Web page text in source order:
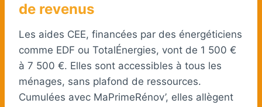
de revenus
Les aides CEE, financées par des énergéticiens
comme EDF ou TotalÉnergies, vont de 1 500 €
à 7 500 €. Elles sont accessibles à tous les
ménages, sans plafond de ressources.
Cumulées avec MaPrimeRénov’, elles allègent